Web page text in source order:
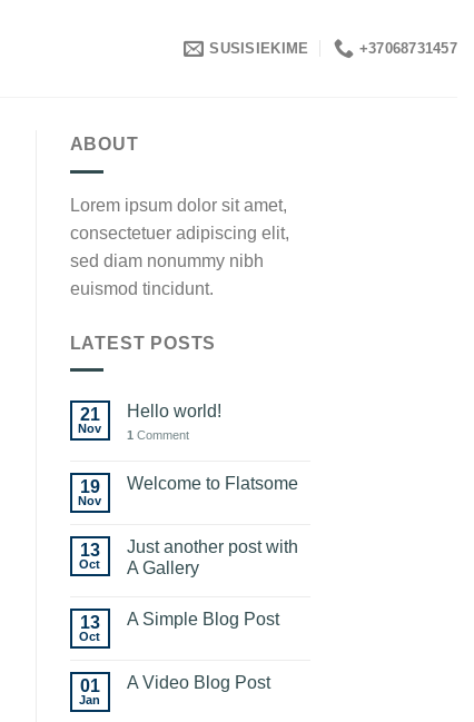
SUSISIEKIME +37068731457
ABOUT
Lorem ipsum dolor sit amet,
consectetuer adipiscing elit,
sed diam nonummy nibh
euismod tincidunt.
LATEST POSTS
21
Nov
Hello world!
1 Comment
19
Nov
Welcome to Flatsome
13
Oct
Just another post with
A Gallery
13
Oct
A Simple Blog Post
01
Jan
A Video Blog Post